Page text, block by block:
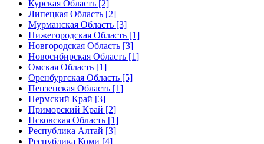
Курская Область [2]
Липецкая Область [2]
Мурманская Область [3]
Нижегородская Область [1]
Новгородская Область [3]
Новосибирская Область [1]
Омская Область [1]
Оренбургская Область [5]
Пензенская Область [1]
Пермский Край [3]
Приморский Край [2]
Псковская Область [1]
Республика Алтай [3]
Республика Коми [4]